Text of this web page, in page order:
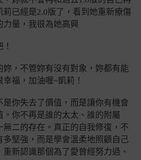
莉已經是2.0版了，看到她重新療傷
力量，我很為她高興
妳，不管妳有沒有對象，妳都有能
福， 加油喔~凱莉！
是你失去了價值，而是讓你有機會
。你不再是誰的太太、誰的附屬
無二的存在。真正的自我修復，不
多堅強，而是學會溫柔地照顧自己
新認識那個為了愛曾經努力過、